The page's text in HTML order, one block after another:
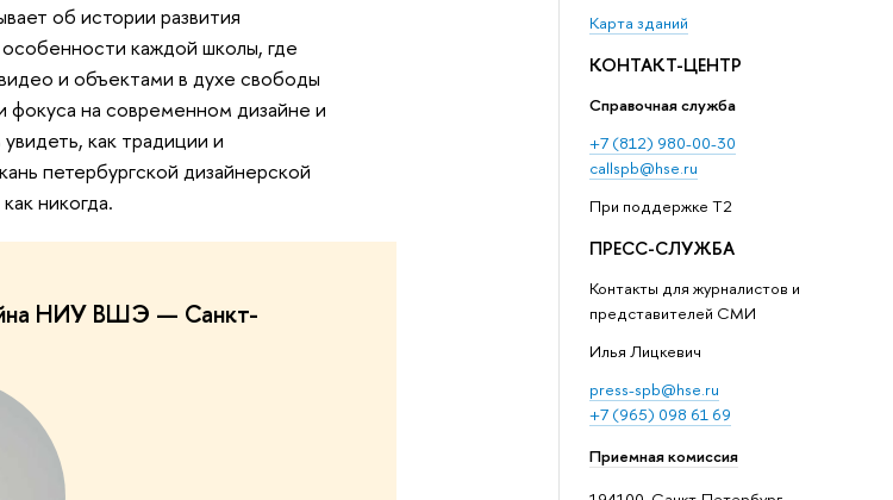
Карта зданий
КОНТАКТ-ЦЕНТР
Справочная служба
+7 (812) 980-00-30
callspb@hse.ru
При поддержке T2
ПРЕСС-СЛУЖБА
Контакты для журналистов и
представителей СМИ
Илья Лицкевич
press-spb@hse.ru
+7 (965) 098 61 69
Приемная комиссия
об истории развития
каждой школы, где
и объектами в духе свободы
фокуса на современном дизайне и
как традиции и
петербургской дизайнерской
никогда.
НИУ ВШЭ — Санкт-